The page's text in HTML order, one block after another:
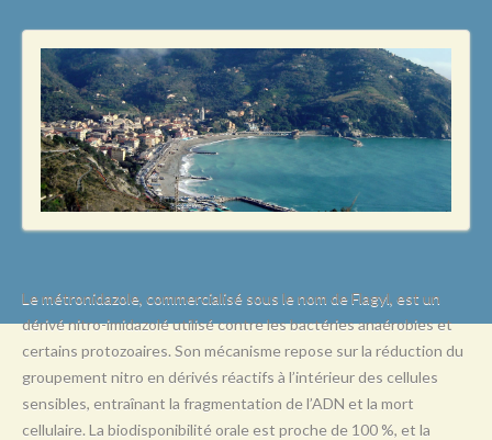
P
Q
R
S
Le métronidazole, commercialisé sous le nom de Flagyl, est un
dérivé nitro-imidazolé utilisé contre les bactéries anaérobies et
certains protozoaires. Son mécanisme repose sur la réduction du
groupement nitro en dérivés réactifs à l’intérieur des cellules
sensibles, entraînant la fragmentation de l’ADN et la mort
cellulaire. La biodisponibilité orale est proche de 100 %, et la